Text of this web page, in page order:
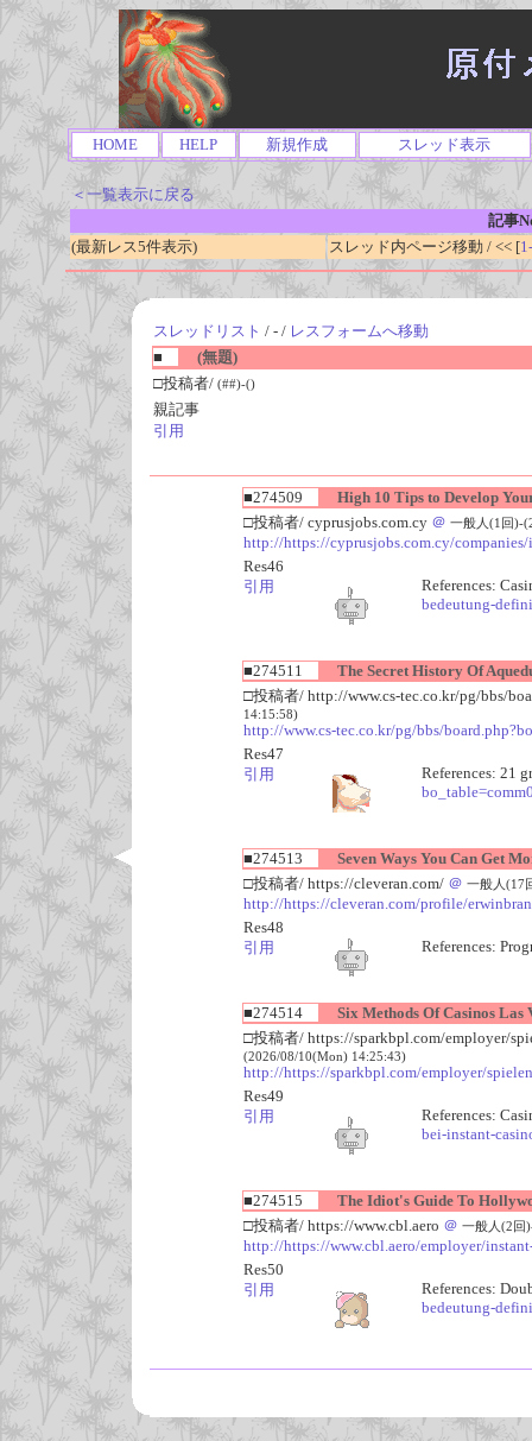
HOME HELP 新規作成 スレッド表示
＜一覧表示に戻る
記事
(最新レス5件表示)
スレッド内ページ移動 / << [
スレッドリスト / - / レスフォームへ移動
■
(無題)
□投稿者/ (##)-()
親記事
引用
■274509
High 10 Tips to Develop
□投稿者/ cyprusjobs.com.cy ＠ 一般人(1回)-
http://https://cyprusjobs.com.cy/
Res46
引用
References:
bedeutung-
■274511
The Secret History Of
□投稿者/ http://www.cs-tec.co.kr/pg/bbs/
14:15:58)
http://www.cs-tec.co.kr/pg/bbs/
Res47
引用
References: 21
■274513
Seven Ways You Can Get
□投稿者/ https://cleveran.com/ ＠ 一般人(17
http://https://cleveran.com/profile/
Res48
引用
References:
■274514
Six Methods Of Casinos Las
□投稿者/ https://sparkbpl.com/employer/
(2026/08/10(Mon) 14:25:43)
http://https://sparkbpl.com/employer/
Res49
引用
References:
bei-instant-
■274515
The Idiot's Guide To
□投稿者/ https://www.cbl.aero ＠ 一般人(2回
http://https://www.cbl.aero/employer/
Res50
引用
References:
bedeutung-